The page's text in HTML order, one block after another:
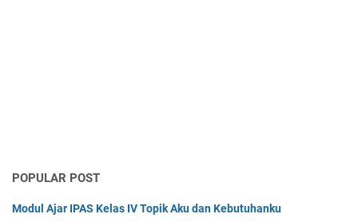
POPULAR POST
Modul Ajar IPAS Kelas IV Topik Aku dan Kebutuhanku